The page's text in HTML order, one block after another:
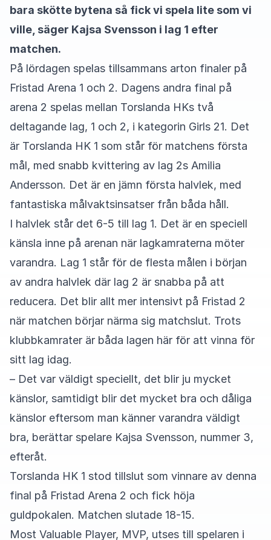
bara skötte bytena så fick vi spela lite som vi
ville, säger Kajsa Svensson i lag 1 efter
matchen.
På lördagen spelas tillsammans arton finaler på
Fristad Arena 1 och 2. Dagens andra final på
arena 2 spelas mellan Torslanda HKs två
deltagande lag, 1 och 2, i kategorin Girls 21. Det
är Torslanda HK 1 som står för matchens första
mål, med snabb kvittering av lag 2s Amilia
Andersson. Det är en jämn första halvlek, med
fantastiska målvaktsinsatser från båda håll.
I halvlek står det 6-5 till lag 1. Det är en speciell
känsla inne på arenan när lagkamraterna möter
varandra. Lag 1 står för de flesta målen i början
av andra halvlek där lag 2 är snabba på att
reducera. Det blir allt mer intensivt på Fristad 2
när matchen börjar närma sig matchslut. Trots
klubbkamrater är båda lagen här för att vinna för
sitt lag idag.
– Det var väldigt speciellt, det blir ju mycket
känslor, samtidigt blir det mycket bra och dåliga
känslor eftersom man känner varandra väldigt
bra, berättar spelare Kajsa Svensson, nummer 3,
efteråt.
Torslanda HK 1 stod tillslut som vinnare av denna
final på Fristad Arena 2 och fick höja
guldpokalen. Matchen slutade 18-15.
Most Valuable Player, MVP, utses till spelaren i